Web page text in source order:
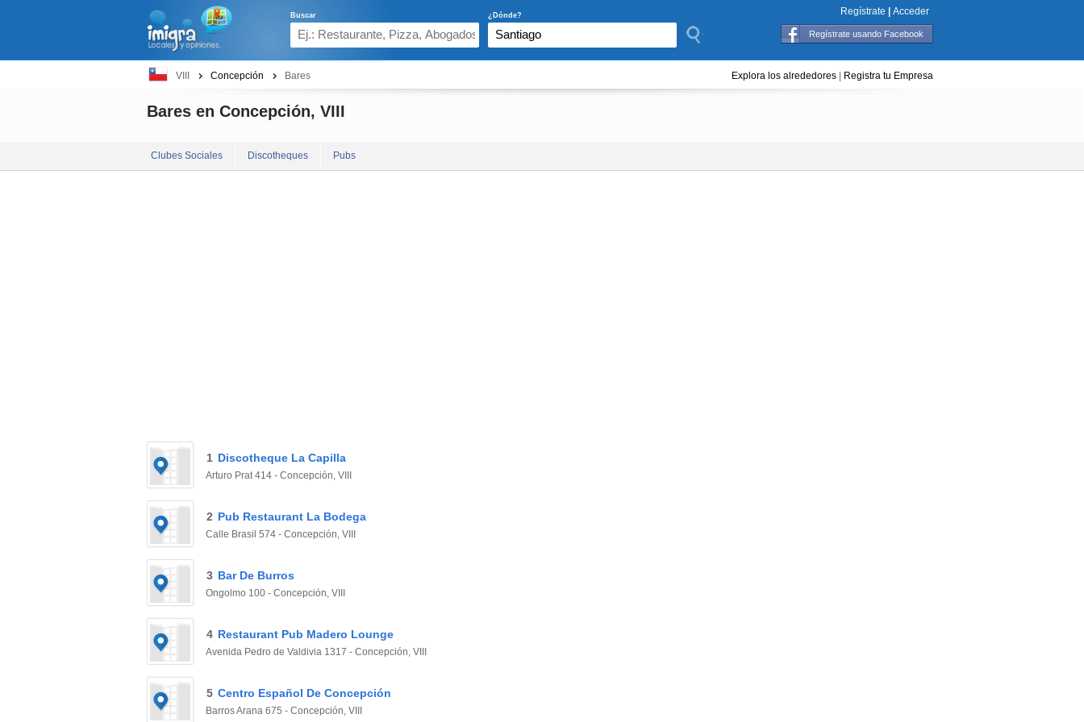
Buscar ¿Dónde?
Regístrate usando Facebook
Regístrate Acceder
VIII Concepción Bares Explora los alrededores Registra tu Empresa
Bares en Concepción, VIII
Clubes Sociales Discotheques Pubs
1 Discotheque La Capilla
Arturo Prat 414 - Concepción, VIII
2 Pub Restaurant La Bodega
Calle Brasil 574 - Concepción, VIII
3 Bar De Burros
Ongolmo 100 - Concepción, VIII
4 Restaurant Pub Madero Lounge
Avenida Pedro de Valdivia 1317 - Concepción, VIII
5 Centro Español De Concepción
Barros Arana 675 - Concepción, VIII